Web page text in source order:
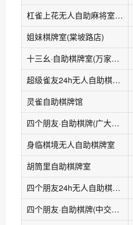
杠雀上花无人自助麻将室(医学院富兴悦府店)
姐妹棋牌室(棠坡路店)
十三幺·自助棋牌室(万家丽店)
超级雀友24h无人自助棋牌(望城林科大涉外店)
灵雀自助棋牌馆
四个朋友·自助棋牌(广大商务大厦店)
身临棋境无人自助棋牌室
胡筒里自助棋牌室
四个朋友24h无人自助棋牌室(恒大名都店)
四个朋友·自助棋牌(中交中央公园店)